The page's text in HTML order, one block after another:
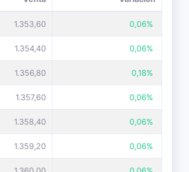
1.353,60 0,06%
1.354,40 0,06%
1.356,80 0,18%
1.357,60 0,06%
1.358,40 0,06%
1.359,20 0,06%